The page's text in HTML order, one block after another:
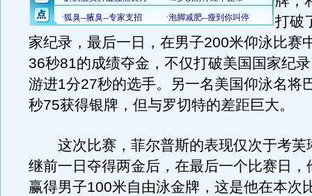
打破
家纪录，最后一日，在男子200米仰泳比赛
36秒81的成绩夺金，不仅打破美国国家纪
游进1分27秒的选手。另一名美国仰泳名将
秒75获得银牌，但与罗切特的差距巨大。
这次比赛，菲尔普斯的表现仅次于考芙
继前一日夺得两金后，在最后一个比赛日
赢得男子100米自由泳金牌，这是他在本次